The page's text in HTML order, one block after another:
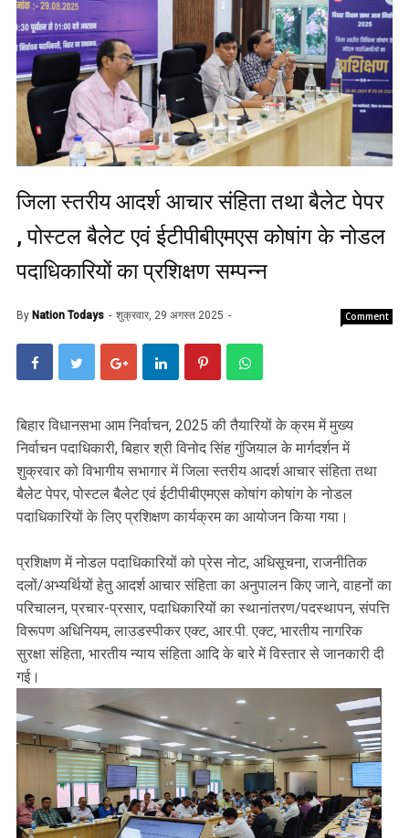
जिला स्तरीय आदर्श आचार संहिता तथा बैलेट पेपर
, पोस्टल बैलेट एवं ईटीपीबीएमएस कोषांग के नोडल
पदाधिकारियों का प्रशिक्षण सम्पन्न
By Nation Todays शुक्रवार, 29 अगस्त 2025 Comment
बिहार विधानसभा आम निर्वाचन, 2025 की तैयारियों के क्रम में मुख्य
निर्वाचन पदाधिकारी, बिहार श्री विनोद सिंह गुंजियाल के मार्गदर्शन में
शुक्रवार को विभागीय सभागार में जिला स्तरीय आदर्श आचार संहिता तथा
बैलेट पेपर, पोस्टल बैलेट एवं ईटीपीबीएमएस कोषांग कोषांग के नोडल
पदाधिकारियों के लिए प्रशिक्षण कार्यक्रम का आयोजन किया गया।
प्रशिक्षण में नोडल पदाधिकारियों को प्रेस नोट, अधिसूचना, राजनीतिक
दलों/अभ्यर्थियों हेतु आदर्श आचार संहिता का अनुपालन किए जाने, वाहनों का
परिचालन, प्रचार-प्रसार, पदाधिकारियों का स्थानांतरण/पदस्थापन, संपत्ति
विरूपण अधिनियम, लाउडस्पीकर एक्ट, आर.पी. एक्ट, भारतीय नागरिक
सुरक्षा संहिता, भारतीय न्याय संहिता आदि के बारे में विस्तार से जानकारी दी
गई।